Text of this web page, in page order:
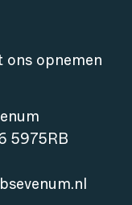
ons opnemen
5975RB